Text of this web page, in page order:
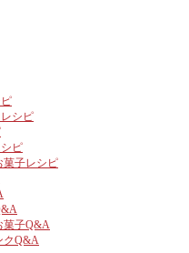
シピ
ピ
菓子レシピ
菓子Q&A
クQ&A